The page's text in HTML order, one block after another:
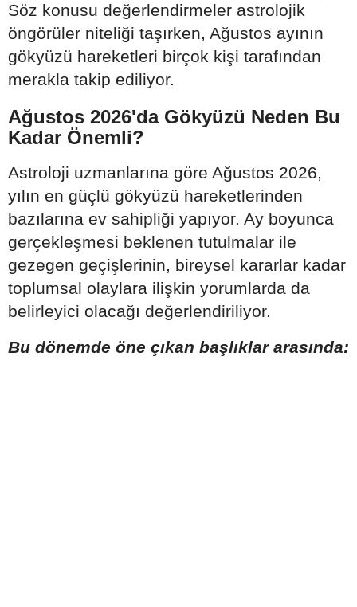
Söz konusu değerlendirmeler astrolojik
öngörüler niteliği taşırken, Ağustos ayının
gökyüzü hareketleri birçok kişi tarafından
merakla takip ediliyor.
Ağustos 2026'da Gökyüzü Neden Bu
Kadar Önemli?
Astroloji uzmanlarına göre Ağustos 2026,
yılın en güçlü gökyüzü hareketlerinden
bazılarına ev sahipliği yapıyor. Ay boyunca
gerçekleşmesi beklenen tutulmalar ile
gezegen geçişlerinin, bireysel kararlar kadar
toplumsal olaylara ilişkin yorumlarda da
belirleyici olacağı değerlendiriliyor.
Bu dönemde öne çıkan başlıklar arasında: